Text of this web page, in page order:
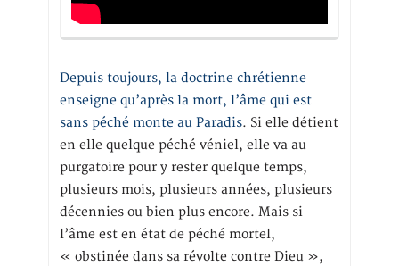
Depuis toujours, la doctrine chrétienne
enseigne qu’après la mort, l’âme qui est
sans péché monte au Paradis. Si elle détient
en elle quelque péché véniel, elle va au
purgatoire pour y rester quelque temps,
plusieurs mois, plusieurs années, plusieurs
décennies ou bien plus encore. Mais si
l’âme est en état de péché mortel,
« obstinée dans sa révolte contre Dieu »,